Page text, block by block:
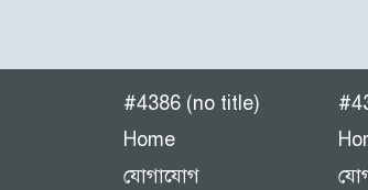
#4386 (no title)
Home
যোগাযোগ